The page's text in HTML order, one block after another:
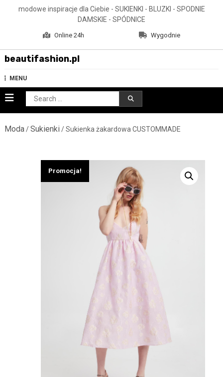
modowe inspiracje dla Ciebie - SUKIENKI - BLUZKI - SPODNIE
DAMSKIE - SPÓDNICE
Online 24h Wygodnie
beautifashion.pl
MENU
Search
for:
Moda/Sukienki/ Sukienka żakardowa CUSTOMMADE
Promocja!